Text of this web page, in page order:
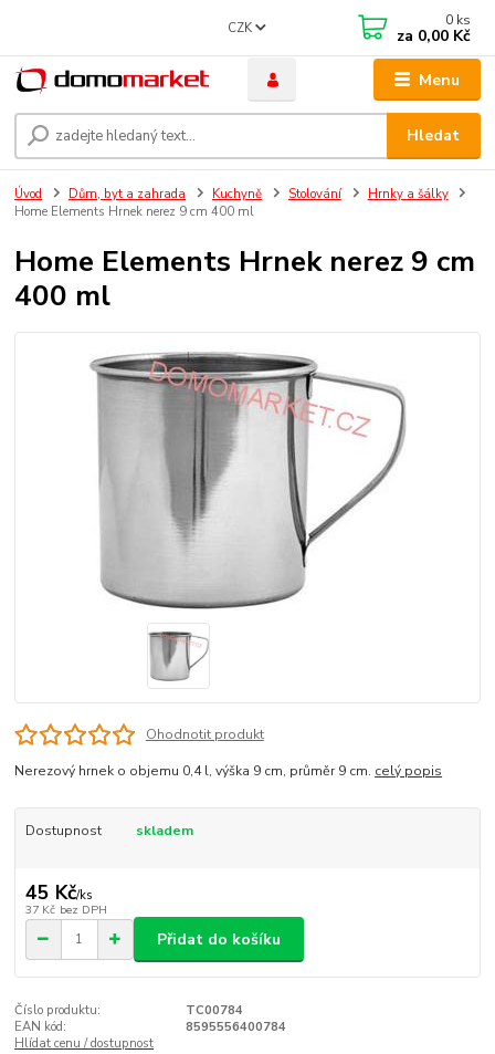
Menu
CZK
Hledat
0 ks
za 0,00 Kč
Úvod Dům, byt a zahrada Kuchyně Stolování
Hrnky a šálky
Home Elements Hrnek nerez 9 cm 400 ml
Home Elements Hrnek nerez 9 cm
400 ml
Ohodnotit produkt
Nerezový hrnek o objemu 0,4 l, výška 9 cm, průměr 9 cm. celý popis
Dostupnost skladem
45 Kč/ks
37 Kč bez DPH
Přidat do košíku
Číslo produktu:
TC00784
EAN kód:
8595556400784
Hlídat cenu / dostupnost